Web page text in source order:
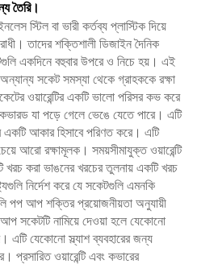
তৈরি।
স্টিল বা ভারী কর্তব্য প্লাস্টিক দিয়ে
তাদের শক্তিশালী ডিজাইন দৈনিক
একদিনে বহুবার উপরে ও নিচে হয়। এই
সকেট সমস্যা থেকে গ্রাহককে রক্ষা
ওয়ারেন্টির একটি ভালো পরিসর কভ করে
যা পড়ে গেলে ভেঙে যেতে পারে। এটি
একটি আকার হিসাবে পরিণত করে। এটি
আরো রক্ষামূলক। সময়সীমাযুক্ত ওয়ারেন্টি
করা ভাঙনের খরচের তুলনায় একটি খরচ
নির্দেশ করে যে সকেটগুলি এমনকি
পপ আপ শক্তির প্রয়োজনীয়তা অনুযায়ী
সকেটটি নামিয়ে দেওয়া হলে যেকোনো
এটি যেকোনো স্ল্যাশ ব্যবহারের জন্য
ওয়ারেন্টি এবং কভারের